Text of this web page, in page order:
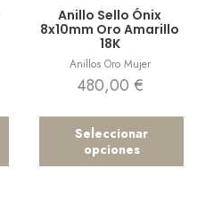
Anillo Sello Ónix
8x10mm Oro Amarillo
18K
Anillos Oro Mujer
480,00 €
Seleccionar
opciones